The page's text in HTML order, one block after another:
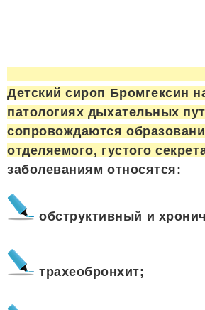
Детский сироп Бромгексин
патологиях дыхательных
сопровождаются
отделяемого, густого
заболеваниям относятся:
обструктивный и
трахеобронхит;